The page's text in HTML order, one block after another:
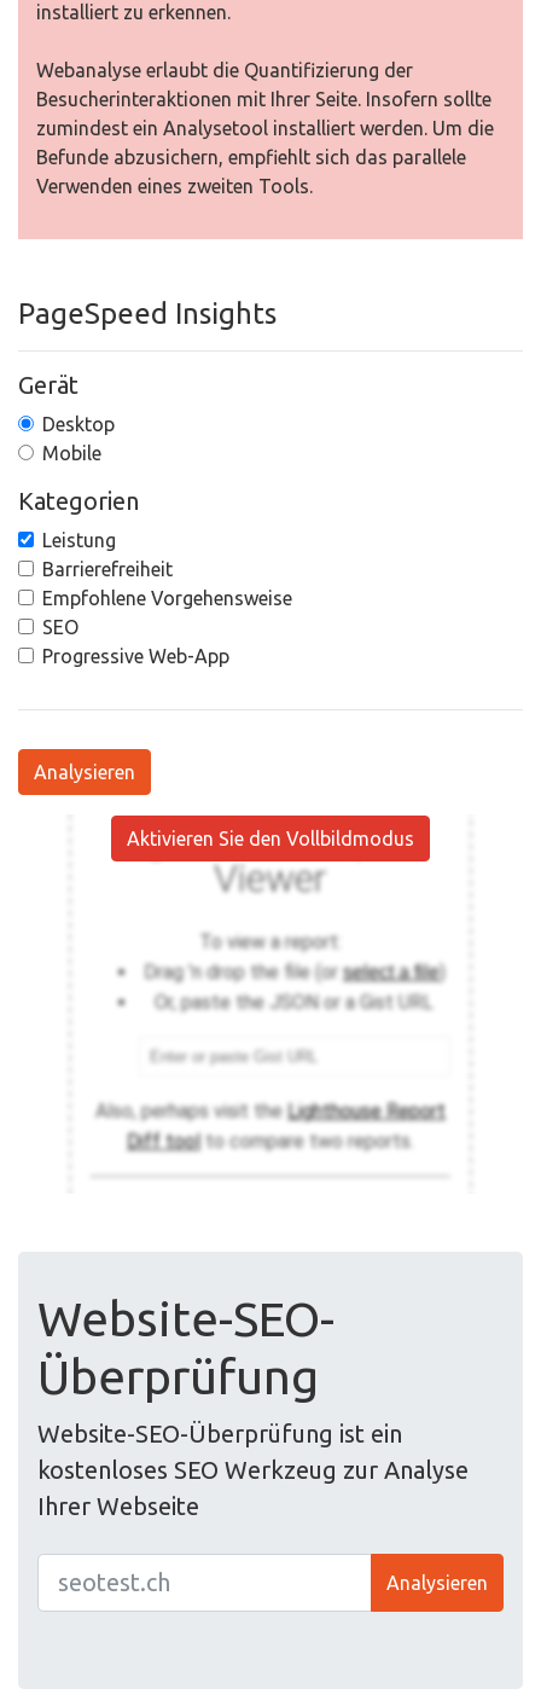
installiert zu erkennen.
Webanalyse erlaubt die Quantifizierung der
Besucherinteraktionen mit Ihrer Seite. Insofern sollte
zumindest ein Analysetool installiert werden. Um die
Befunde abzusichern, empfiehlt sich das parallele
Verwenden eines zweiten Tools.
PageSpeed Insights
Gerät
Desktop
Mobile
Kategorien
Leistung
Barrierefreiheit
Empfohlene Vorgehensweise
SEO
Progressive Web-App
Analysieren
Aktivieren Sie den Vollbildmodus
Website-SEO-
Überprüfung
Website-SEO-Überprüfung ist ein
kostenloses SEO Werkzeug zur Analyse
Ihrer Webseite
Analysieren